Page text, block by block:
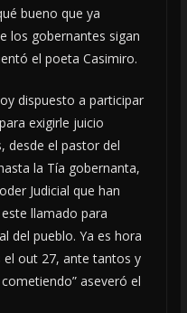
bueno que ya
los gobernantes sigan
el poeta Casimiro.
dispuesto a participar
exigirle juicio
desde el pastor del
la Tía gobernanta,
Judicial que han
llamado para
del pueblo. Ya es hora
el out 27, ante tantos y
aseveró el